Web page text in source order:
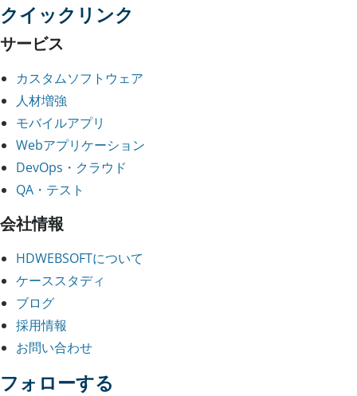
クイックリンク
サービス
カスタムソフトウェア
人材増強
モバイルアプリ
Webアプリケーション
DevOps・クラウド
QA・テスト
会社情報
HDWEBSOFTについて
ケーススタディ
ブログ
採用情報
お問い合わせ
フォローする